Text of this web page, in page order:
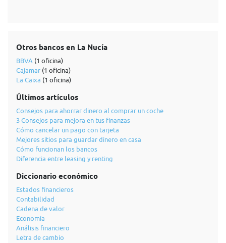
Otros bancos en La Nucía
BBVA (1 oficina)
Cajamar (1 oficina)
La Caixa (1 oficina)
Últimos artículos
Consejos para ahorrar dinero al comprar un coche
3 Consejos para mejora en tus finanzas
Cómo cancelar un pago con tarjeta
Mejores sitios para guardar dinero en casa
Cómo funcionan los bancos
Diferencia entre leasing y renting
Diccionario económico
Estados financieros
Contabilidad
Cadena de valor
Economía
Análisis financiero
Letra de cambio